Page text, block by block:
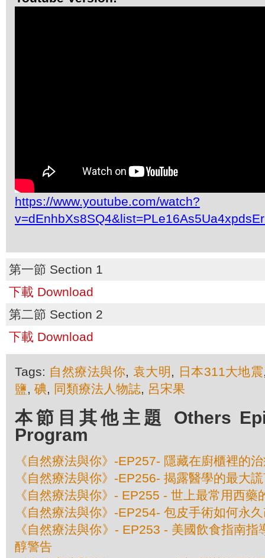
https://www.youtube.com/watch?
第一節 Section 1
下載 Download
第二節 Section 2
下載 Download
Tags: 自然療法與你, 袁大明 , 日本311大地震
鹽, 碘, 同類療法人物誌, 呂宋果
本節目其他主題 Others
Program
《自然療法與你》-EP257- 隱藏在廚櫃裡的
《自然療法與你》-EP256- 揭露醫學的最大
《自然療法與你》- EP255 - 世上最常用西藥
《自然療法與你》-EP254- 包皮手術如何永
《自然療法與你》- EP253 - 美國飲食指南
醇警告